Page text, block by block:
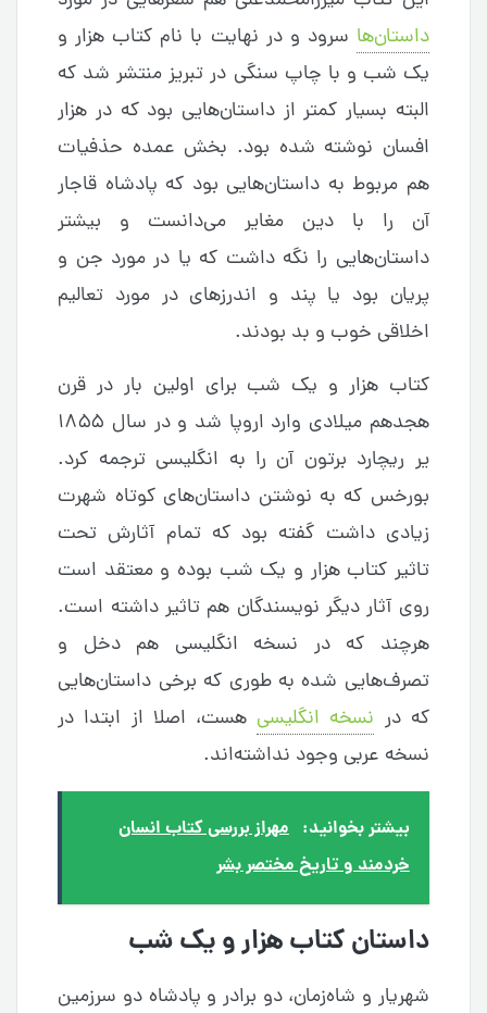
داستان‌ها سرود و در نهایت با نام کتاب هزار و
یک شب و با چاپ سنگی در تبریز منتشر شد که
البته بسیار کمتر از داستان‌هایی بود که در هزار
افسان نوشته شده بود. بخش عمده حذفیات
هم مربوط به داستان‌هایی بود که پادشاه قاجار
آن را با دین مغایر می‌دانست و بیشتر
داستان‌هایی را نگه داشت که یا در مورد جن و
پریان بود یا پند و اندرزهای در مورد تعالیم
اخلاقی خوب و بد بودند.
کتاب هزار و یک شب برای اولین بار در قرن
هجدهم میلادی وارد اروپا شد و در سال ۱۸۵۵
یر ریچارد برتون آن را به انگلیسی ترجمه کرد.
بورخس که به نوشتن داستان‌های کوتاه شهرت
زیادی داشت گفته بود که تمام آثارش تحت
تاثیر کتاب هزار و یک شب بوده و معتقد است
روی آثار دیگر نویسندگان هم تاثیر داشته است.
هرچند که در نسخه انگلیسی هم دخل و
تصرف‌هایی شده به طوری که برخی داستان‌هایی
که در نسخه انگلیسی هست، اصلا از ابتدا در
نسخه عربی وجود نداشته‌اند.
بیشتر بخوانید: مهراز بررسی کتاب انسان
خردمند و تاریخ مختصر بشر
داستان کتاب هزار و یک شب
شهریار و شاه‌زمان، دو برادر و پادشاه دو سرزمین